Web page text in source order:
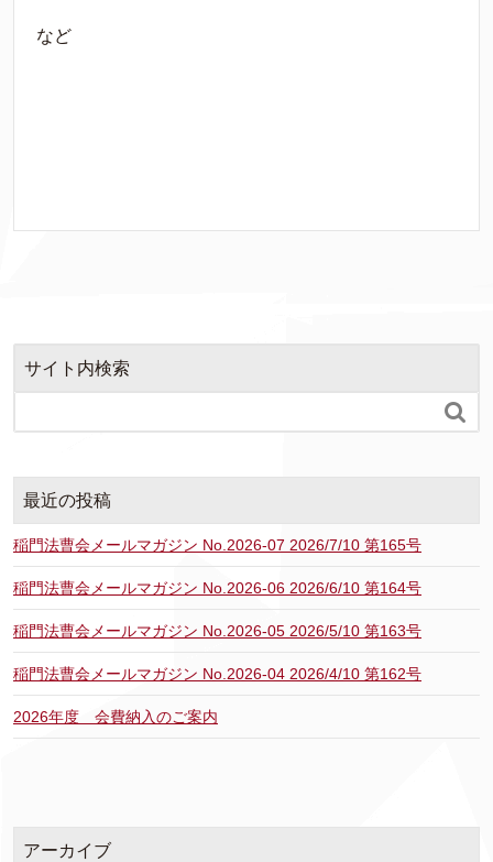
など
サイト内検索

最近の投稿
稲門法曹会メールマガジン No.2026-07 2026/7/10 第165号
稲門法曹会メールマガジン No.2026-06 2026/6/10 第164号
稲門法曹会メールマガジン No.2026-05 2026/5/10 第163号
稲門法曹会メールマガジン No.2026-04 2026/4/10 第162号
2026年度 会費納入のご案内
アーカイブ